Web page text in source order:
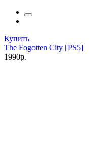
Купить
The Fogotten City [PS5]
1990р.